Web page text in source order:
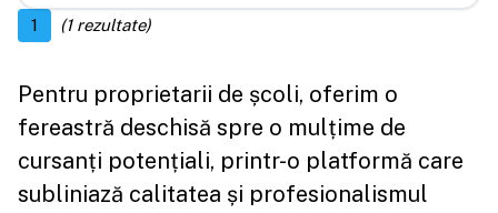
1 (1rezultate)
Pentru proprietarii de școli, oferim o
fereastră deschisă spre o mulțime de
cursanți potențiali, printr-o platformă care
subliniază calitatea și profesionalismul